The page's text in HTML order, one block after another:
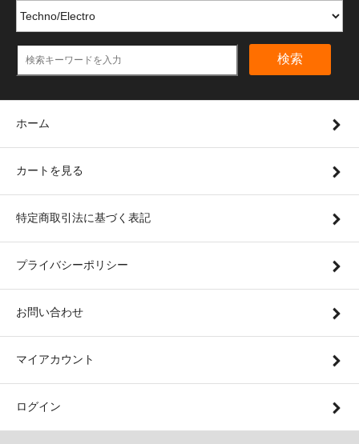
検索
ホーム
カートを見る
特定商取引法に基づく表記
プライバシーポリシー
お問い合わせ
マイアカウント
ログイン